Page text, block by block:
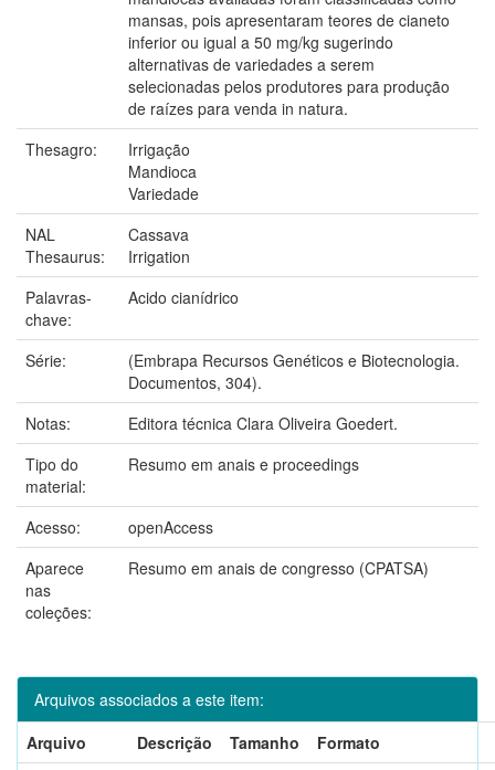
mansas, pois apresentaram teores de cianeto
inferior ou igual a 50 mg/kg sugerindo
alternativas de variedades a serem
selecionadas pelos produtores para produção
de raízes para venda in natura.
Thesagro:
Irrigação
Mandioca
Variedade
NAL
Thesaurus:
Cassava
Irrigation
Palavras-
chave:
Acido cianídrico
Série:
(Embrapa Recursos Genéticos e Biotecnologia.
Documentos, 304).
Notas:
Editora técnica Clara Oliveira Goedert.
Tipo do
material:
Resumo em anais e proceedings
Acesso:
openAccess
Aparece
nas
coleções:
Resumo em anais de congresso (CPATSA)
Arquivos associados a este item:
Arquivo
Descrição Tamanho
Formato